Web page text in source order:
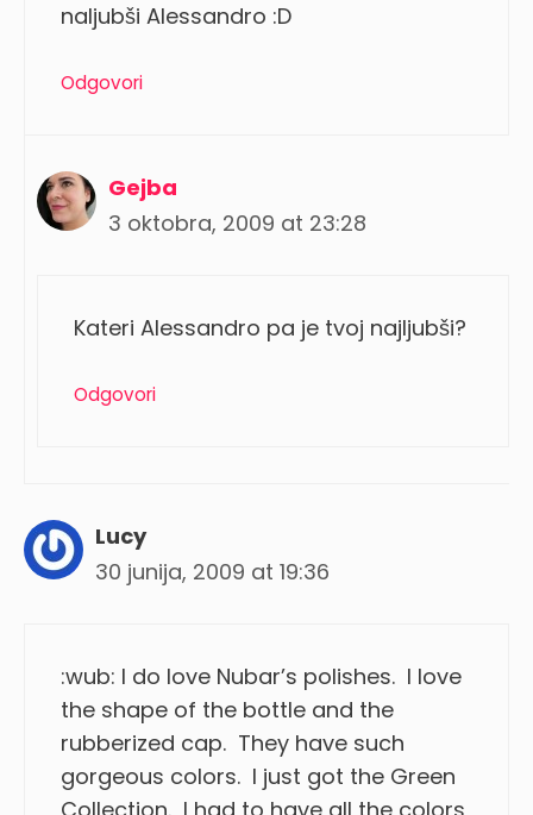
naljubši Alessandro :D
Odgovori
Gejba
3 oktobra, 2009 at 23:28
Kateri Alessandro pa je tvoj najljubši?
Odgovori
Lucy
30 junija, 2009 at 19:36
:wub: I do love Nubar’s polishes. I love
the shape of the bottle and the
rubberized cap. They have such
gorgeous colors. I just got the Green